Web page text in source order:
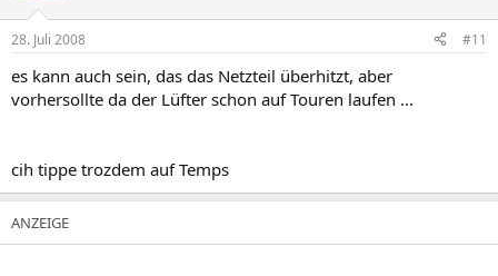
28. Juli 2008 #11
es kann auch sein, das das Netzteil überhitzt, aber
vorhersollte da der Lüfter schon auf Touren laufen ...
cih tippe trozdem auf Temps